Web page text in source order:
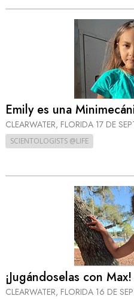
Emily es una
CLEARWATER, FLORIDA 17 DE
SCIENTOLOGISTS @LIFE
¡Jugándoselas con
CLEARWATER, FLORIDA 16 DE